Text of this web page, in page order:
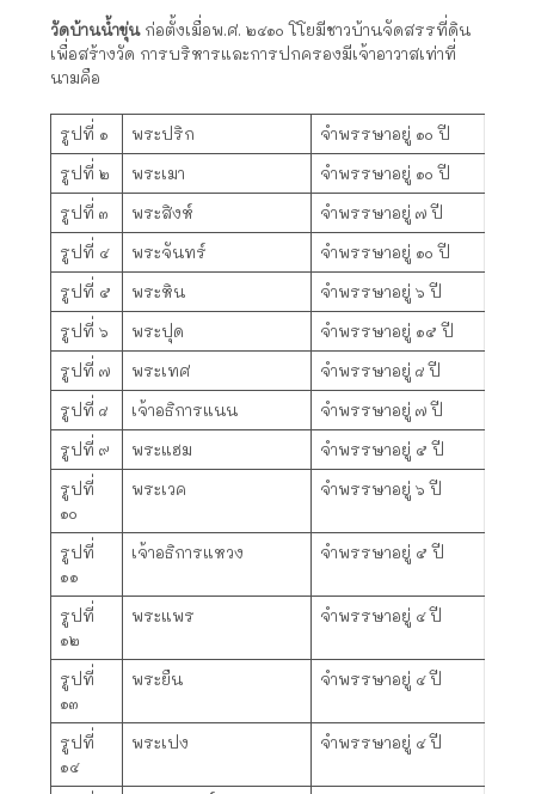
วัดบ้านน้ำขุ่นก่อตั้งเมื่อพ.ศ. ๒๔๑๐ โโยมีชาวบ้านจัดสรรที่ดิน
เพื่อสร้างวัด การบริหารและการปกครองมีเจ้าอาวาสเท่าที่
นามคือ
รูปที่ ๑ พระปริก
จำพรรษาอยู่ ๑๐ ปี
รูปที่ ๒
พระเมา
จำพรรษาอยู่ ๑๐ ปี
รูปที่ ๓
พระสิงห์
จำพรรษาอยู่ ๗ ปี
รูปที่ ๔
พระจันทร์
จำพรรษาอยู่ ๑๐ ปี
รูปที่ ๕
พระหิน
จำพรรษาอยู่ ๖ ปี
รูปที่ ๖
พระปุด
จำพรรษาอยู่ ๑๕ ปี
รูปที่ ๗
พระเทศ
จำพรรษาอยู่ ๘ ปี
รูปที่ ๘
เจ้าอธิการแนน
จำพรรษาอยู่ ๗ ปี
รูปที่ ๙
พระแฮม
จำพรรษาอยู่ ๕ ปี
รูปที่
๑๐
พระเวค จำพรรษาอยู่ ๖ ปี
รูปที่
๑๑
เจ้าอธิการแหวง จำพรรษาอยู่ ๕ ปี
รูปที่
๑๒
พระแพร จำพรรษาอยู่ ๔ ปี
รูปที่
๑๓
พระยืน จำพรรษาอยู่ ๔ ปี
รูปที่
๑๔
พระเปง จำพรรษาอยู่ ๔ ปี